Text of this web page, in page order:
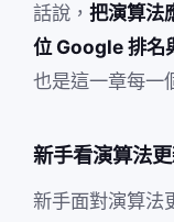
話說， 把演算法
位 Google 排名
也是這一章每一
新手看演算法
新手面對演算法